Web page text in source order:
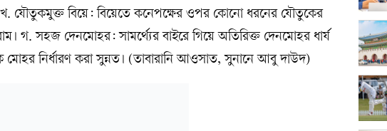
যৌতুকমুক্ত বিয়ে: বিয়েতে কনেপক্ষের ওপর কোনো ধরনের যৌতুকের
গ. সহজ দেনমোহর: সামর্থ্যের বাইরে গিয়ে অতিরিক্ত দেনমোহর ধার্য
মোহর নির্ধারণ করা সুন্নত। (তাবারানি আওসাত, সুনানে আবু দাউদ)